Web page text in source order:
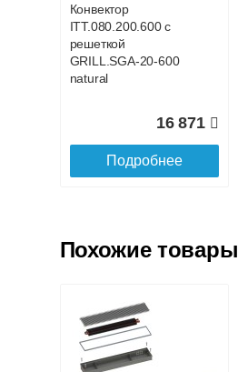
Доставка в регионы России.
Конвектор
ITT.080.200.600 с
решеткой
GRILL.SGA-20-600
natural
16 871
Подробнее
Похожие товары